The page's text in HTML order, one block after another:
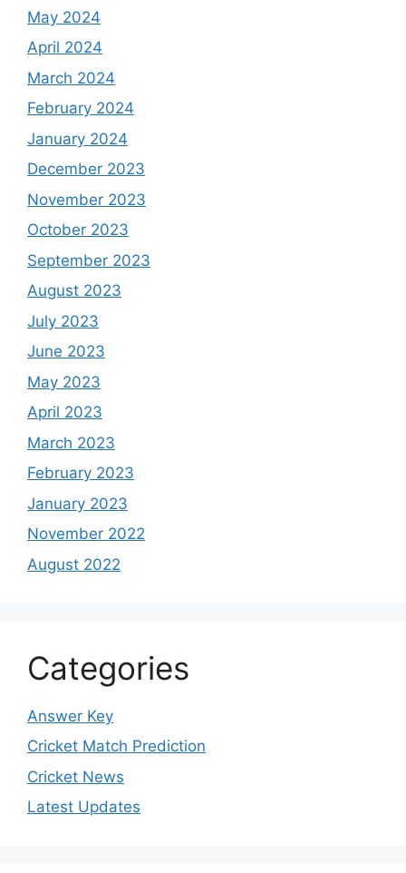
May 2024
April 2024
March 2024
February 2024
January 2024
December 2023
November 2023
October 2023
September 2023
August 2023
July 2023
June 2023
May 2023
April 2023
March 2023
February 2023
January 2023
November 2022
August 2022
Categories
Answer Key
Cricket Match Prediction
Cricket News
Latest Updates